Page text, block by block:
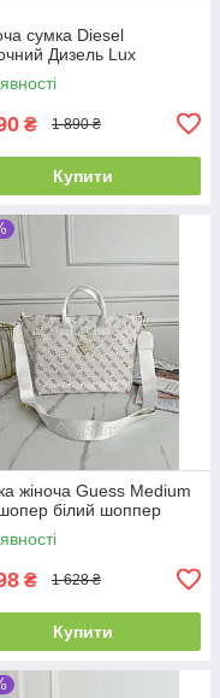
сумка Diesel
Дизель Lux
₴ 1 890 ₴
Купити
жіноча Guess Medium
білий шоппер
₴ 1 628 ₴
Купити